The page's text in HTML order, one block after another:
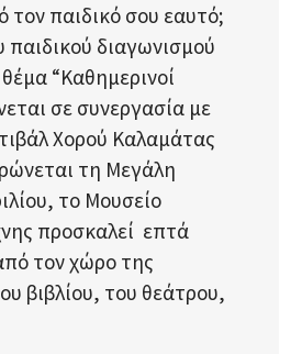
τον παιδικό σου εαυτό;
παιδικού διαγωνισμού
“Καθημερινοί
σε συνεργασία με
Χορού Καλαμάτας
τη Μεγάλη
το Μουσείο
προσκαλεί επτά
τον χώρο της
βιβλίου, του θεάτρου,